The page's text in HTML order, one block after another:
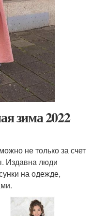
зима 2022
не только за счет
Издавна люди
на одежде,